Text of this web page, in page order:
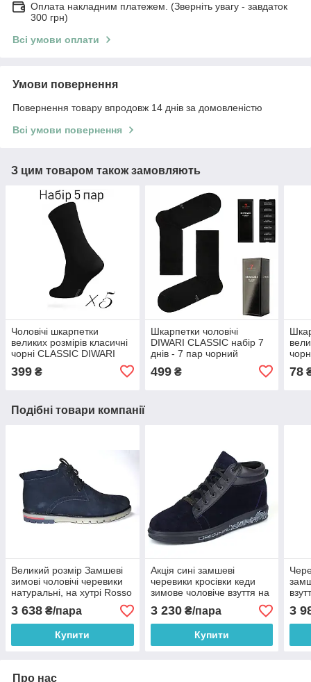
Оплата накладним платежем. (Зверніть увагу - завдаток
300 грн)
Всі умови оплати
Умови повернення
Повернення товару впродовж 14 днів за домовленістю
Всі умови повернення
З цим товаром також замовляють
Чоловічі шкарпетки
великих розмірів класичні
чорні CLASSIC DIWARI
399 ₴
Шкарпетки чоловічі
DIWARI CLASSIC набір 7
днів - 7 пар чорний
5С-08СП VIP подарунок
для чоловіка
499₴ 78
Подібні товари компанії
Великий розмір Замшеві
зимові чоловічі черевики
натуральні, на хутрі Rosso
Avangard Bontarito Vel Blu
сині
3 638 ₴/пара
Купити
Акція сині замшеві
черевики кросівки кеди
зимове чоловіче взуття на
хутрі Rosso Avangard
Original Blu Vel
3 230₴/пара
Купити
3
Про нас